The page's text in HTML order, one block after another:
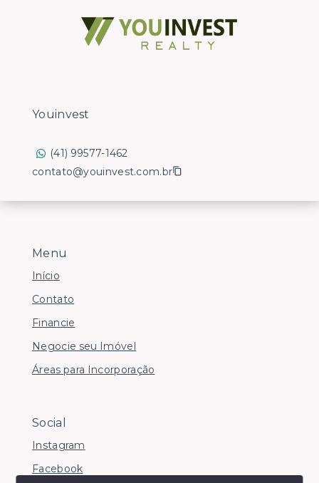
Menu
Início
Contato
Financie
Negocie seu Imóvel
Áreas para Incorporação
Social
Instagram
Facebook
Youinvest
(41) 99577-1462
contato@youinvest.com.br